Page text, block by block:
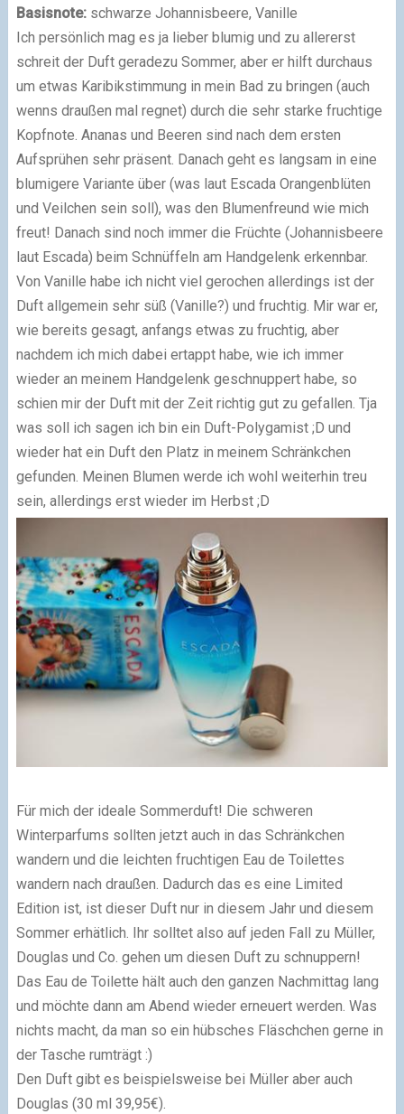
Basisnote: schwarze Johannisbeere, Vanille
Ich persönlich mag es ja lieber blumig und zu allererst
schreit der Duft geradezu Sommer, aber er hilft durchaus
um etwas Karibikstimmung in mein Bad zu bringen (auch
wenns draußen mal regnet) durch die sehr starke fruchtige
Kopfnote. Ananas und Beeren sind nach dem ersten
Aufsprühen sehr präsent. Danach geht es langsam in eine
blumigere Variante über (was laut Escada Orangenblüten
und Veilchen sein soll), was den Blumenfreund wie mich
freut! Danach sind noch immer die Früchte (Johannisbeere
laut Escada) beim Schnüffeln am Handgelenk erkennbar.
Von Vanille habe ich nicht viel gerochen allerdings ist der
Duft allgemein sehr süß (Vanille?) und fruchtig. Mir war er,
wie bereits gesagt, anfangs etwas zu fruchtig, aber
nachdem ich mich dabei ertappt habe, wie ich immer
wieder an meinem Handgelenk geschnuppert habe, so
schien mir der Duft mit der Zeit richtig gut zu gefallen. Tja
was soll ich sagen ich bin ein Duft-Polygamist ;D und
wieder hat ein Duft den Platz in meinem Schränkchen
gefunden. Meinen Blumen werde ich wohl weiterhin treu
sein, allerdings erst wieder im Herbst ;D
Für mich der ideale Sommerduft! Die schweren
Winterparfums sollten jetzt auch in das Schränkchen
wandern und die leichten fruchtigen Eau de Toilettes
wandern nach draußen. Dadurch das es eine Limited
Edition ist, ist dieser Duft nur in diesem Jahr und diesem
Sommer erhätlich. Ihr solltet also auf jeden Fall zu Müller,
Douglas und Co. gehen um diesen Duft zu schnuppern!
Das Eau de Toilette hält auch den ganzen Nachmittag lang
und möchte dann am Abend wieder erneuert werden. Was
nichts macht, da man so ein hübsches Fläschchen gerne in
der Tasche rumträgt :)
Den Duft gibt es beispielsweise bei Müller aber auch
Douglas (30 ml 39,95€).